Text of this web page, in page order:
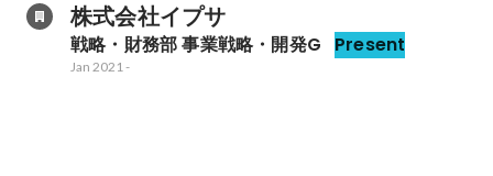
株式会社イプサ
戦略・財務部 事業戦略・開発G Present
Jan 2021-